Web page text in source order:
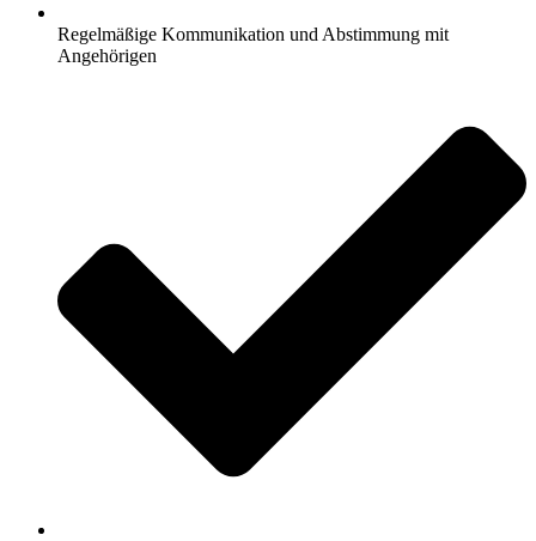
Regelmäßige Kommunikation und Abstimmung mit
Angehörigen